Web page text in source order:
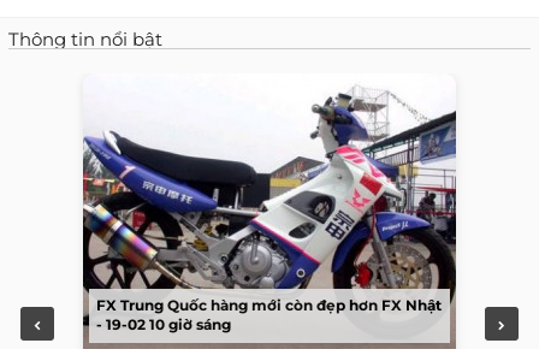
Thông tin nổi bật
FX Trung Quốc hàng mới còn đẹp hơn FX Nhật
- 19-02 10 giờ sáng